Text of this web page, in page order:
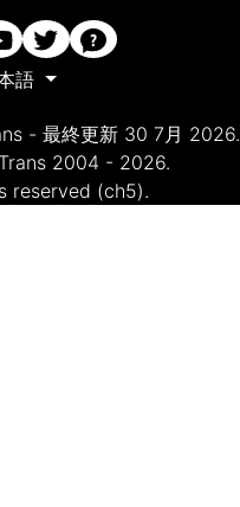
語
- 最終更新 30 7月 2026.
2004 - 2026.
reserved (ch5).